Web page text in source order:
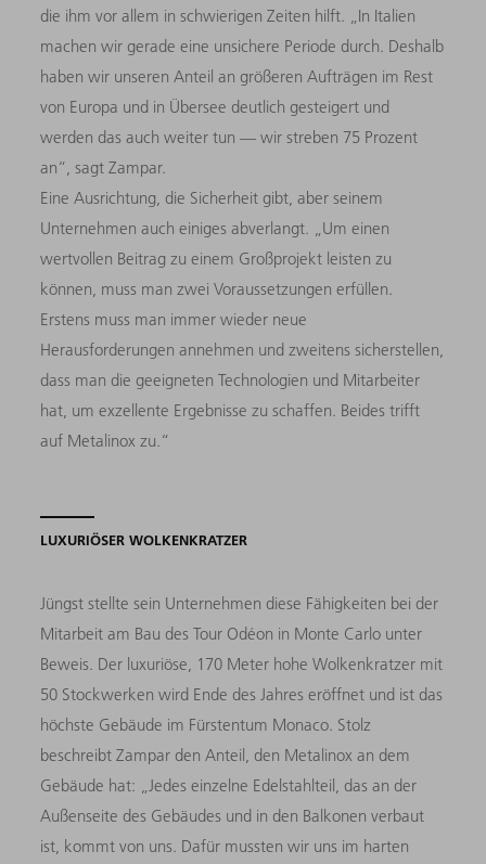
die ihm vor allem in schwierigen Zeiten hilft. „In Italien
machen wir gerade eine unsichere Periode durch. Deshalb
haben wir unseren Anteil an größeren Aufträgen im Rest
von Europa und in Übersee deutlich gesteigert und
werden das auch weiter tun — wir streben 75 Prozent
an“, sagt Zampar.
Eine Ausrichtung, die Sicherheit gibt, aber seinem
Unternehmen auch einiges abverlangt. „Um einen
wertvollen Beitrag zu einem Großprojekt leisten zu
können, muss man zwei Voraussetzungen erfüllen.
Erstens muss man immer wieder neue
Herausforderungen annehmen und zweitens sicherstellen,
dass man die geeigneten Technologien und Mitarbeiter
hat, um exzellente Ergebnisse zu schaffen. Beides trifft
auf Metalinox zu.“
LUXURIÖSER WOLKENKRATZER
Jüngst stellte sein Unternehmen diese Fähigkeiten bei der
Mitarbeit am Bau des Tour Odéon in Monte Carlo unter
Beweis. Der luxuriöse, 170 Meter hohe Wolkenkratzer mit
50 Stockwerken wird Ende des Jahres eröffnet und ist das
höchste Gebäude im Fürstentum Monaco. Stolz
beschreibt Zampar den Anteil, den Metalinox an dem
Gebäude hat: „Jedes einzelne Edelstahlteil, das an der
Außenseite des Gebäudes und in den Balkonen verbaut
ist, kommt von uns. Dafür mussten wir uns im harten